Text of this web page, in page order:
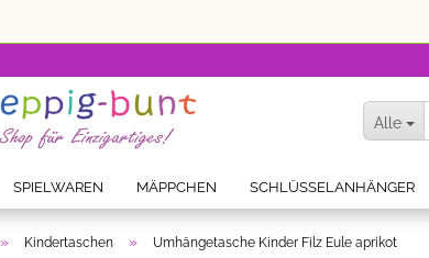
Alle
SPIELWAREN MÄPPCHEN SCHLÜSSELANHÄNGER
» Kindertaschen » Umhängetasche Kinder Filz Eule aprikot